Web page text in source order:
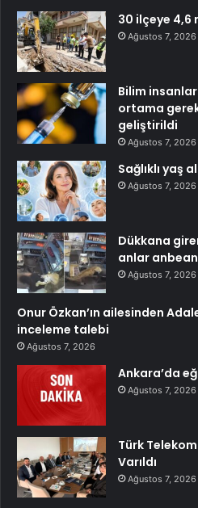
30 ilçeye 4,6
Ağustos 7, 2026
Bilim
ortama
geliştirildi
Ağustos 7, 2026
Sağlıklı yaş
Ağustos 7, 2026
Dükkana
anlar
Ağustos 7, 2026
Onur Özkan’ın ailesinden
inceleme talebi
Ağustos 7, 2026
Ankara’da
Ağustos 7, 2026
Türk
Varıldı
Ağustos 7, 2026